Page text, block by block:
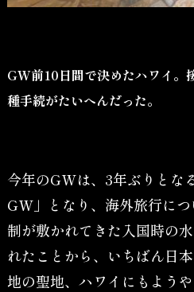
GW前10日間で決めたハワイ。
種手続がたいへんだった。
今年のGWは、3年ぶりとな
GW」となり、海外旅行に
制が敷かれてきた入国時の
れたことから、いちばん日
地の聖地、ハワイにもよう